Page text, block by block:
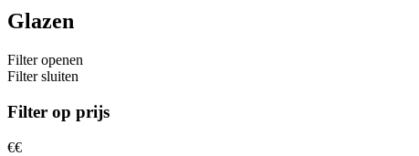
Glazen
Filter openen
Filter sluiten
Filter op prijs
€€